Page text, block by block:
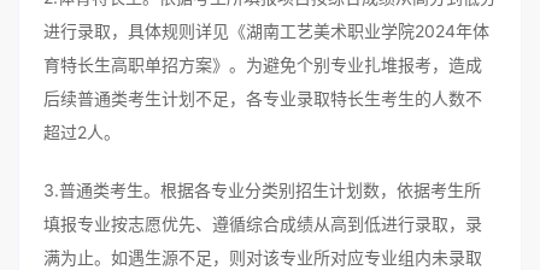
进行录取，具体规则详见《湖南工艺美术职业学院2024年体
育特长生高职单招方案》。为避免个别专业扎堆报考，造成
后续普通类考生计划不足，各专业录取特长生考生的人数不
超过2人。
3.普通类考生。根据各专业分类别招生计划数，依据考生所
填报专业按志愿优先、遵循综合成绩从高到低进行录取，录
满为止。如遇生源不足，则对该专业所对应专业组内未录取